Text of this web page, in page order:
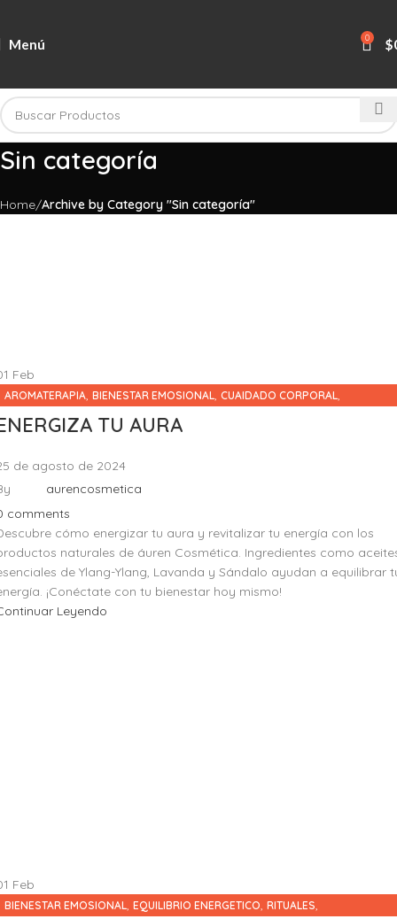
Menú 0 $
Sin categoría
Home Archive by Category "Sin categoría"
Feb
AROMATERAPIA BIENESTAR EMOSIONAL CUAIDADO CORPORAL
EQUILIBRIO ENERGETICO , RITUALES
TU AURA
de agosto de 2024
aurencosmetica
comments
cómo energizar tu aura y revitalizar tu energía con los
naturales de áuren Cosmética. Ingredientes como
de Ylang-Ylang, Lavanda y Sándalo ayudan a equilibrar
¡Conéctate con tu bienestar hoy mismo!
Leyendo
Feb
BIENESTAR EMOSIONAL, EQUILIBRIO ENERGETICO, RITUALES,